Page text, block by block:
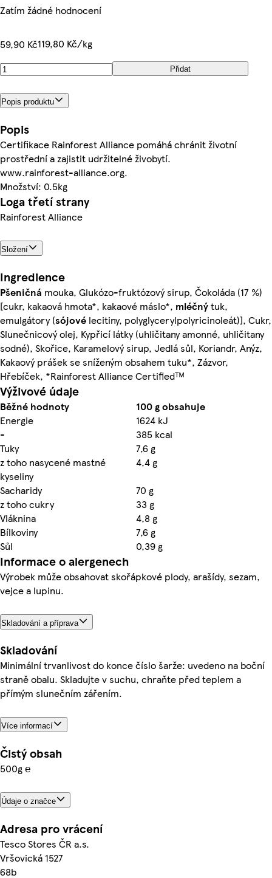
Zatím žádné hodnocení
59,90 Kč119,80 Kč/kg
Přidat
Popis produktu
Popis
Certifikace Rainforest Alliance pomáhá chránit životní
prostřední a zajistit udržitelné živobytí.
www.rainforest-alliance.org.
Množství: 0.5kg
Loga třetí strany
Rainforest Alliance
Složení
Ingredience
Pšeničná mouka, Glukózo-fruktózový sirup, Čokoláda (17 %)
[cukr, kakaová hmota*, kakaové máslo*, mléčnýtuk,
emulgátory (sójové lecitiny, polyglycerylpolyricinoleát)], Cukr,
Slunečnicový olej, Kypřicí látky (uhličitany amonné, uhličitany
sodné), Skořice, Karamelový sirup, Jedlá sůl, Koriandr, Anýz,
Kakaový prášek se sníženým obsahem tuku*, Zázvor,
Hřebíček, *Rainforest Alliance Certifiedᵀᴹ
Výživové údaje
Běžné hodnoty
100 g obsahuje
Energie
1624 kJ
-
385 kcal
Tuky
7,6 g
z toho nasycené mastné
kyseliny
4,4 g
Sacharidy
70 g
z toho cukry
33 g
Vláknina
4,8 g
Bílkoviny
7,6 g
Sůl
0,39 g
Informace o alergenech
Výrobek může obsahovat skořápkové plody, arašídy, sezam,
vejce a lupinu.
Skladování a příprava
Skladování
Minimální trvanlivost do konce číslo šarže: uvedeno na boční
straně obalu. Skladujte v suchu, chraňte před teplem a
přímým slunečním zářením.
Více informací
Čistý obsah
500g ℮
Údaje o značce
Adresa pro vrácení
Tesco Stores ČR a.s.
Vršovická 1527
68b